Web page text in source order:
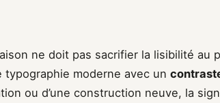
ne doit pas sacrifier la lisibilité au
typographie moderne avec un
ou d’une construction neuve, la